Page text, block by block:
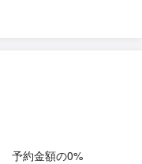
予約金額の0%